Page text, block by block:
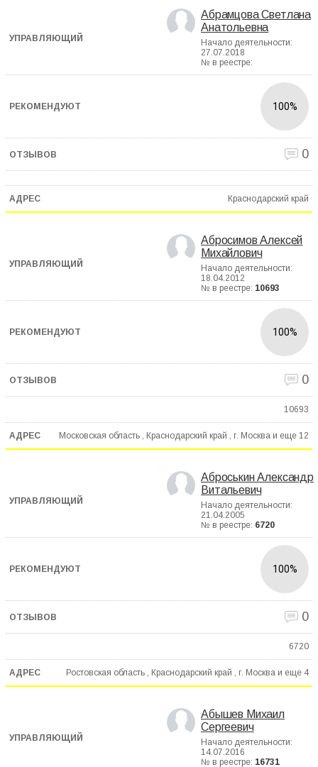
Абрамцова Светлана
Анатольевна
Начало деятельности:
27.07.2018
№ в реестре:
100%
0
Краснодарский край
Абросимов Алексей
Михайлович
Начало деятельности:
18.04.2012
№ в реестре: 10693
100%
0
10693
Московская область , Краснодарский край , г. Москва и еще 12
Аброськин Александр
Витальевич
Начало деятельности:
21.04.2005
№ в реестре: 6720
100%
0
6720
Ростовская область , Краснодарский край , г. Москва и еще 4
Абышев Михаил
Сергеевич
Начало деятельности:
14.07.2016
№ в реестре: 16731